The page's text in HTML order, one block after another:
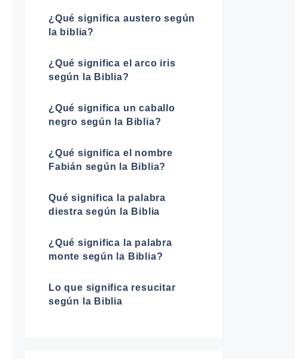
¿Qué significa austero según
la biblia?
¿Qué significa el arco iris
según la Biblia?
¿Qué significa un caballo
negro según la Biblia?
¿Qué significa el nombre
Fabián según la Biblia?
Qué significa la palabra
diestra según la Biblia
¿Qué significa la palabra
monte según la Biblia?
Lo que significa resucitar
según la Biblia